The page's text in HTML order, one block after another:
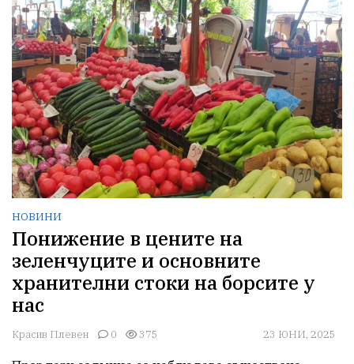
НОВИНИ
Понижение в цените на
зеленчуците и основните
хранителни стоки на борсите у
нас
Красив Плевен 0 375 23 ЮНИ, 2025